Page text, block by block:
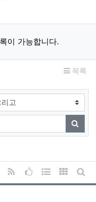
이 가능합니다.
목록
검색
RSS
추천순 정렬
웹진 스타일
갤러리게